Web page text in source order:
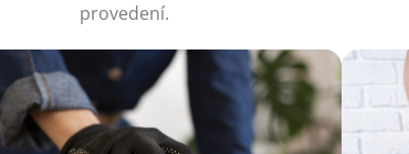
provedení.